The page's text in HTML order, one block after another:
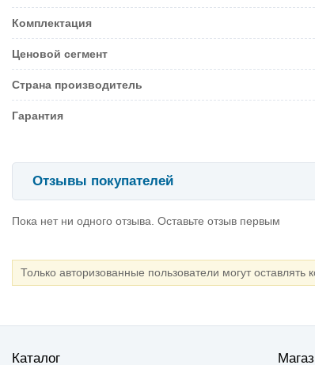
Комплектация
Ценовой сегмент
Страна производитель
Гарантия
Отзывы покупателей
Пока нет ни одного отзыва. Оставьте отзыв первым
Только авторизованные пользователи могут оставлять
Каталог